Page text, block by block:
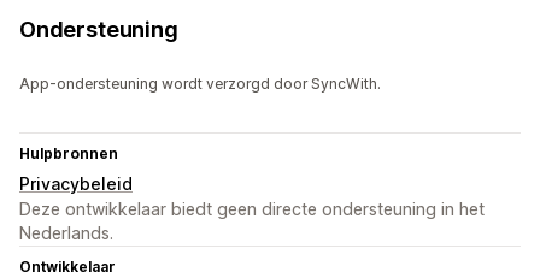
Ondersteuning
App-ondersteuning wordt verzorgd door SyncWith.
Hulpbronnen
Privacybeleid
Deze ontwikkelaar biedt geen directe ondersteuning in het
Nederlands.
Ontwikkelaar